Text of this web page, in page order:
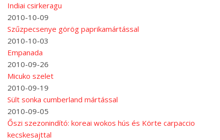
Indiai csirkeragu
2010-10-09
Szűzpecsenye görög paprikamártással
2010-10-03
Empanada
2010-09-26
Micuko szelet
2010-09-19
Sült sonka cumberland mártással
2010-09-05
Őszi szezonindító: koreai wokos hús és Körte carpaccio
kecskesajttal